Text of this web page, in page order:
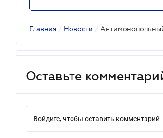
Главная / Новости /
Оставьте
Войдите, чтобы оставить комментарий